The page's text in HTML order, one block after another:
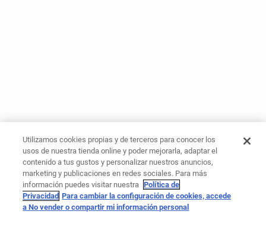
Utilizamos cookies propias y de terceros para conocer los
usos de nuestra tienda online y poder mejorarla, adaptar el
contenido a tus gustos y personalizar nuestros anuncios,
marketing y publicaciones en redes sociales. Para más
información puedes visitar nuestra Política de
Privacidad Para cambiar la configuración de cookies, accede
a No vender o compartir mi información personal